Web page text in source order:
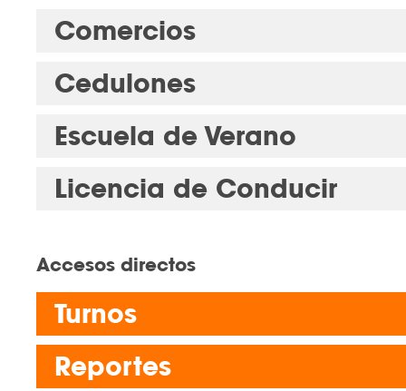
Comercios
Cedulones
Escuela de Verano
Licencia de Conducir
Accesos directos
Turnos
Reportes